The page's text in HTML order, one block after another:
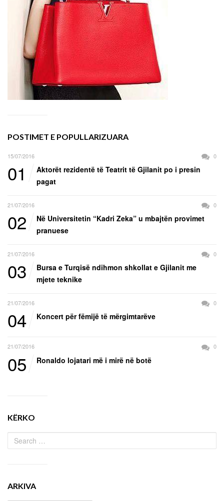
POSTIMET E POPULLARIZUARA
15/07/2016 0
01
Aktorët rezidentë të Teatrit të Gjilanit po i presin
pagat
21/07/2016 0
02
Në Universitetin “Kadri Zeka” u mbajtën provimet
pranuese
21/07/2016 0
03
Bursa e Turqisë ndihmon shkollat e Gjilanit me
mjete teknike
21/07/2016 0
04 Koncert për fëmijë të mërgimtarëve
21/07/2016 0
05 Ronaldo lojatari më i mirë në botë
KËRKO
ARKIVA